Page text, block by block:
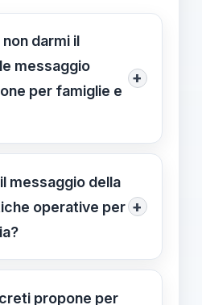
darmi il
messaggio
per famiglie e
+
che invita
a riflettere sull'uso
schermi fin
demonizza la
messaggio della
operative per +
del brano in
discussioni guidate
propone per